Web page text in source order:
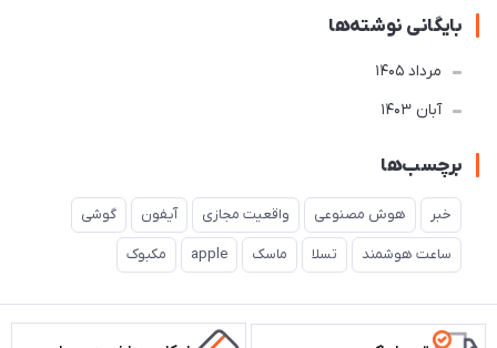
بایگانی نوشته‌ها
مرداد 1405
آبان 1403
برچسب‌ها
خبر هوش مصنوعی واقعیت مجازی آیفون گوشی
ساعت هوشمند تسلا ماسک apple مکبوک